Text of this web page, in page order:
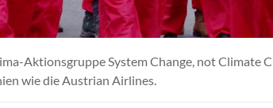
Aktionsgruppe System Change, not Climate
wie die Austrian Airlines.